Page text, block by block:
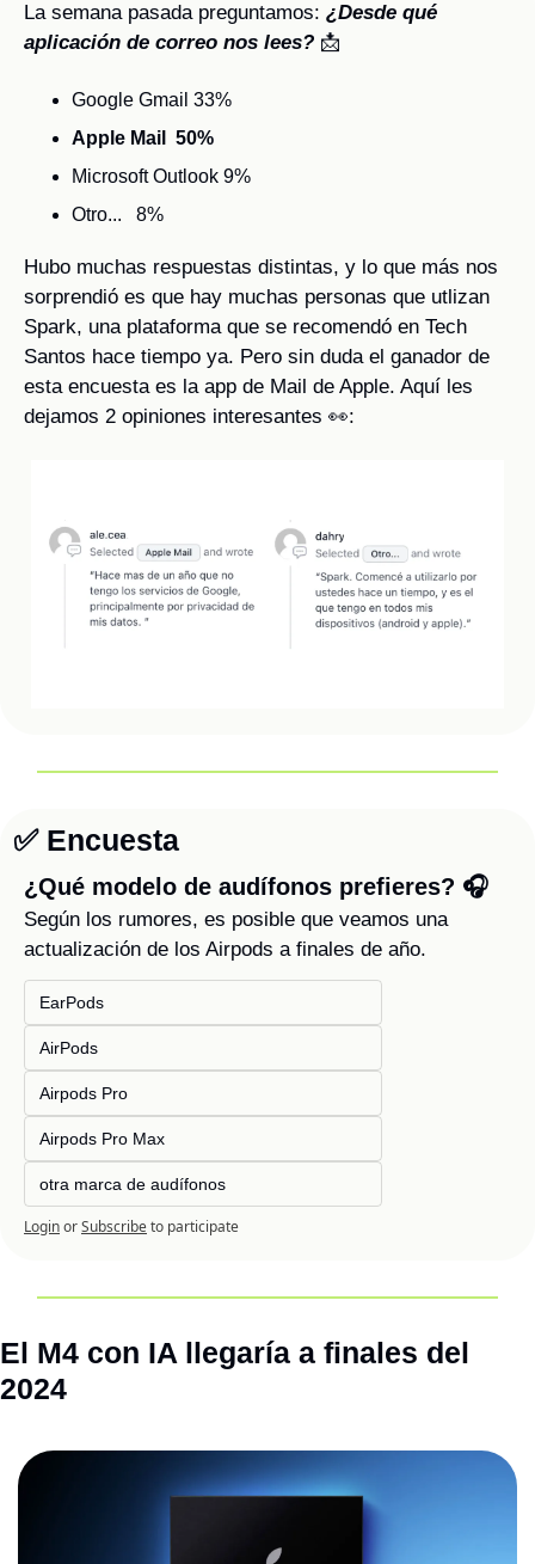
La semana pasada preguntamos: ¿Desde qué
aplicación de correo nos lees? 📩
Google Gmail 33%
Apple Mail  50%
Microsoft Outlook 9%
Otro...   8%
Hubo muchas respuestas distintas, y lo que más nos
sorprendió es que hay muchas personas que utlizan
Spark, una plataforma que se recomendó en Tech
Santos hace tiempo ya. Pero sin duda el ganador de
esta encuesta es la app de Mail de Apple. Aquí les
dejamos 2 opiniones interesantes 👀:
✅ Encuesta
¿Qué modelo de audífonos prefieres? 🎧
Según los rumores, es posible que veamos una
actualización de los Airpods a finales de año.
EarPods
AirPods
Airpods Pro
Airpods Pro Max
otra marca de audífonos
LoginorSubscribeto participate
El M4 con IA llegaría a finales del
2024